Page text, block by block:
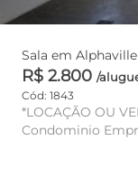
Sala em
R$ 2.800 /
Cód: 1843
*LOCAÇÃO OU
Condominio